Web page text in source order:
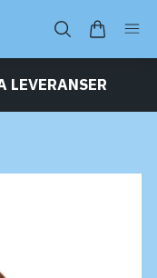
LEVERANSER